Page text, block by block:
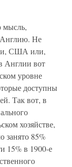
мысль,
Англию. Не
США или,
Англии вот
уровне
доступны
Так вот, в
хозяйстве,
занято 85%
15% в 1900-е